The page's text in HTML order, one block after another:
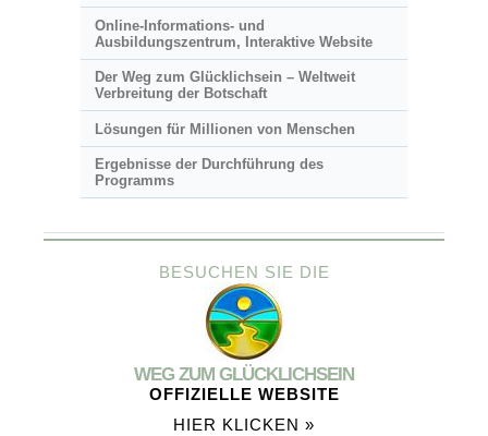
Online-Informations- und
Ausbildungszentrum, Interaktive Website
Der Weg zum Glücklichsein – Weltweit
Verbreitung der Botschaft
Lösungen für Millionen von Menschen
Ergebnisse der Durchführung des
Programms
BESUCHEN SIE DIE
WEG ZUM GLÜCKLICHSEIN
OFFIZIELLE WEBSITE
HIER KLICKEN »